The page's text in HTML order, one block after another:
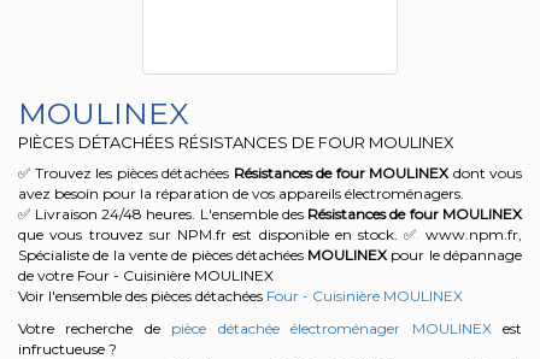
MOULINEX
PIÈCES DÉTACHÉES RÉSISTANCES DE FOUR MOULINEX
✅ Trouvez les pièces détachées Résistances de four MOULINEXdont vous
avez besoin pour la réparation de vos appareils électroménagers.
✅ Livraison 24/48 heures. L'ensemble des Résistances de four MOULINEX
que vous trouvez sur NPM.fr est disponible en stock. ✅ www.npm.fr,
Spécialiste de la vente de pièces détachées MOULINEXpour le dépannage
de votre Four - Cuisinière MOULINEX
Voir l'ensemble des pièces détachées Four - Cuisinière MOULINEX
Votre recherche de pièce détachée électroménager MOULINEXest
infructueuse ?